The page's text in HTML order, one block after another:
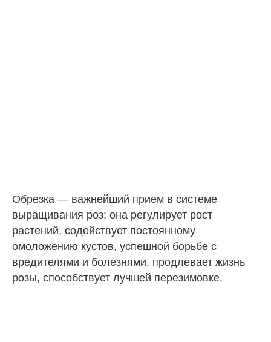
Обрезка — важнейший прием в системе
выращивания роз; она регулирует рост
растений, содействует постоянному
омоложению кустов, успешной борьбе с
вредителями и болезнями, продлевает жизнь
розы, способствует лучшей перезимовке.